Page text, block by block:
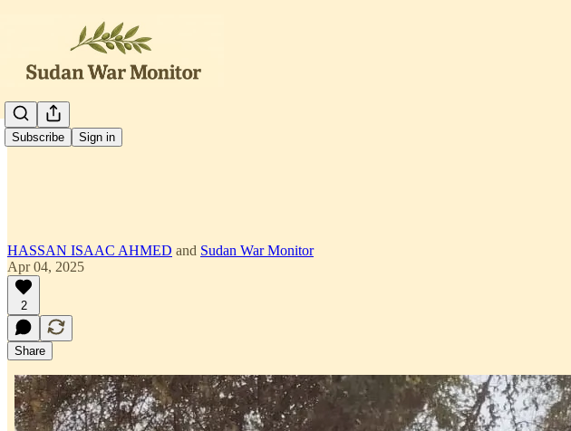
Subscribe Sign in العربية
HASSAN ISAAC AHMED and Sudan War Monitor
Apr 04, 2025
2
Share